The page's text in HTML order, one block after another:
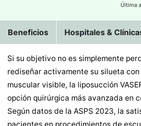
Última
Beneficios Hospitales &
Si su objetivo no es simplemente
rediseñar activamente su silueta
muscular visible, la liposucción
opción quirúrgica más avanzada en
Según datos de la ASPS 2023, la